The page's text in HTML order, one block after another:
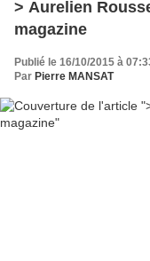
> Aurelien
magazine
Publié le 16/10/2015 à
Par Pierre MANSAT